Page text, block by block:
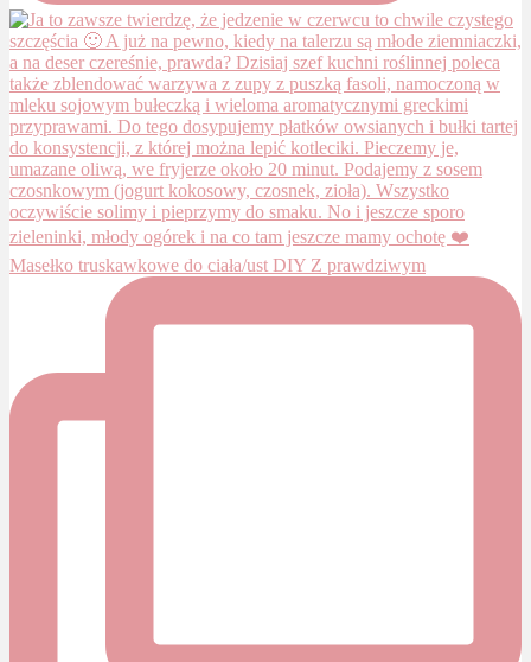
Masełko truskawkowe do ciała/ust DIY Z prawdziwym